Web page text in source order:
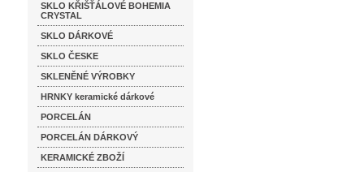
SKLO KŘIŠŤÁLOVÉ BOHEMIA
CRYSTAL
SKLO DÁRKOVÉ
SKLO ČESKE
SKLENĚNÉ VÝROBKY
HRNKY keramické dárkové
PORCELÁN
PORCELÁN DÁRKOVÝ
KERAMICKÉ ZBOŽÍ